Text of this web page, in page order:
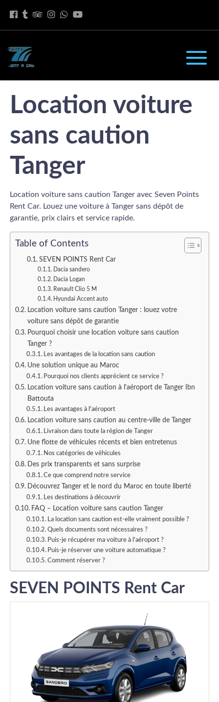
Location voiture
sans caution
Tanger
Location voiture sans caution Tanger avec Seven Points
Rent Car. Louez une voiture à Tanger sans dépôt de
garantie, prix clairs et service rapide.
Table of Contents
SEVEN POINTS Rent Car
Dacia sandero
Dacia Logan
Renault Clio 5 M
Hyundai Accent auto
Location voiture sans caution Tanger : louez votre
voiture sans dépôt de garantie
Pourquoi choisir une location voiture sans caution
Tanger ?
Les avantages de la location sans caution
Une solution unique au Maroc
Pourquoi nos clients apprécient ce service ?
Location voiture sans caution à l'aéroport de Tanger Ibn
Battouta
Les avantages à l'aéroport
Location voiture sans caution au centre-ville de Tanger
Livraison dans toute la région de Tanger
Une flotte de véhicules récents et bien entretenus
Nos catégories de véhicules
Des prix transparents et sans surprise
Ce que comprend notre service
Découvrez Tanger et le nord du Maroc en toute liberté
Les destinations à découvrir
FAQ – Location voiture sans caution Tanger
La location sans caution est-elle vraiment possible ?
Quels documents sont nécessaires ?
Puis-je récupérer ma voiture à l'aéroport ?
Puis-je réserver une voiture automatique ?
Comment réserver ?
SEVEN POINTS Rent Car